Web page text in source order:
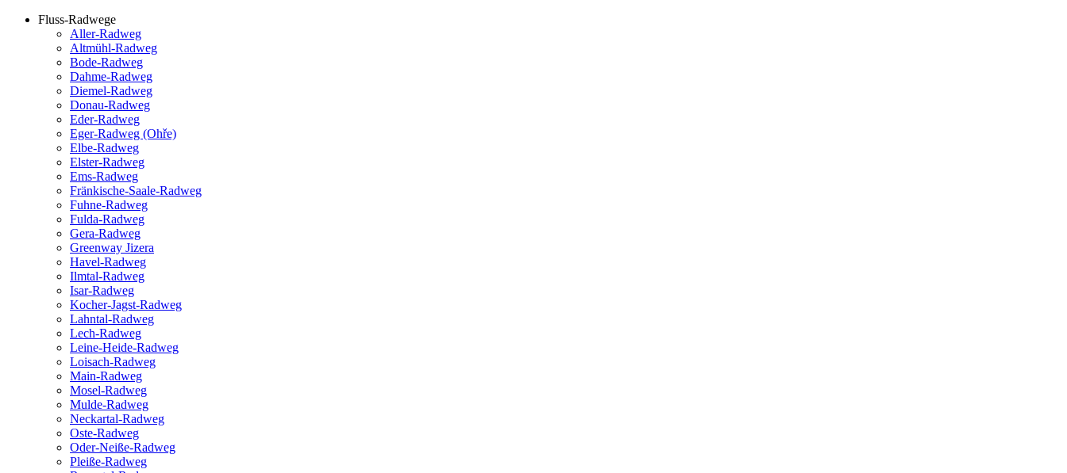
Fluss-Radwege
Aller-Radweg
Altmühl-Radweg
Bode-Radweg
Dahme-Radweg
Diemel-Radweg
Donau-Radweg
Eder-Radweg
Eger-Radweg (Ohře)
Elbe-Radweg
Elster-Radweg
Ems-Radweg
Fränkische-Saale-Radweg
Fuhne-Radweg
Fulda-Radweg
Gera-Radweg
Greenway Jizera
Havel-Radweg
Ilmtal-Radweg
Isar-Radweg
Kocher-Jagst-Radweg
Lahntal-Radweg
Lech-Radweg
Leine-Heide-Radweg
Loisach-Radweg
Main-Radweg
Mosel-Radweg
Mulde-Radweg
Neckartal-Radweg
Oste-Radweg
Oder-Neiße-Radweg
Pleiße-Radweg